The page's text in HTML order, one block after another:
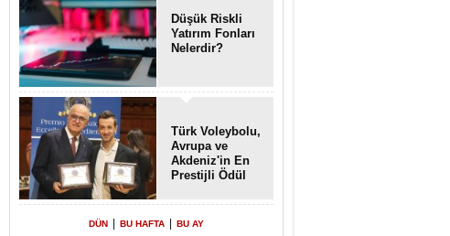
Düşük Riskli
Yatırım Fonları
Nelerdir?
Türk Voleybolu,
Avrupa ve
Akdeniz'in En
Prestijli Ödül
Yeniden Onur
Konuğu
DÜN BU HAFTA BU AY